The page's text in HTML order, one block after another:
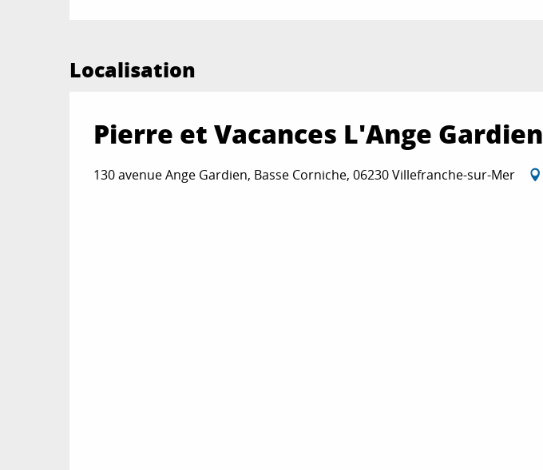
Localisation
Pierre et Vacances L'Ange Gardien
130 avenue Ange Gardien, Basse Corniche, 06230 Villefranche-sur-Mer